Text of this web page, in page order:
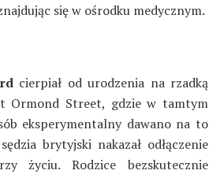
się w ośrodku medycznym.
cierpiał od urodzenia na rzadką
Ormond Street, gdzie w tamtym
eksperymentalny dawano na to
brytyjski nakazał odłączenie
życiu. Rodzice bezskutecznie